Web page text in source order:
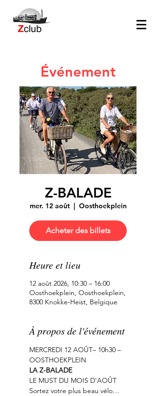
Événement
Z-BALADE
mer. 12 août
  |
Oosthoekplein
Acheter des billets
Heure et lieu
12 août 2026, 10:30 – 16:00
Oosthoekplein, Oosthoekplein,
8300 Knokke-Heist, Belgique
À propos de l'événement
MERCREDI 12 AOÛT– 10h30 –
OOSTHOEKPLEIN
LA Z-BALADE
LE MUST DU MOIS D'AOÛT
Sortez votre plus beau vélo…